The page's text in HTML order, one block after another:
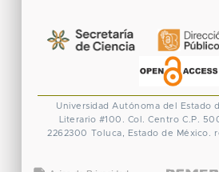
Universidad Autónoma del Estado
Literario #100. Col. Centro C.P.
2262300 Toluca, Estado de México.